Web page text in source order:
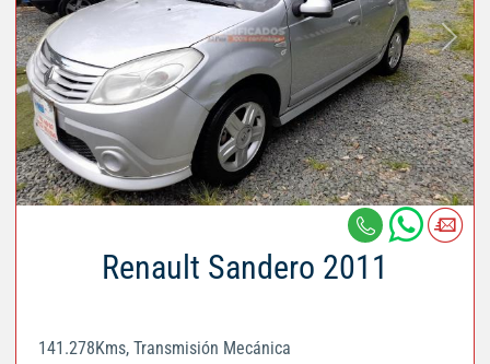
Renault Sandero 2011
141.278Kms, Transmisión Mecánica